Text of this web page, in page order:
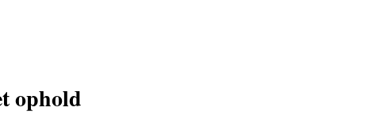
ophold